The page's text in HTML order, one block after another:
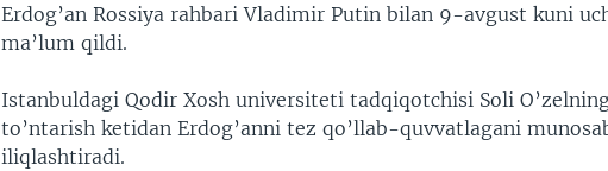
Erdog’an Rossiya rahbari Vladimir Putin bilan 9-avgust kuni
ma’lum qildi.
Istanbuldagi Qodir Xosh universiteti tadqiqotchisi Soli
to’ntarish ketidan Erdog’anni tez qo’llab-quvvatlagani
iliqlashtiradi.